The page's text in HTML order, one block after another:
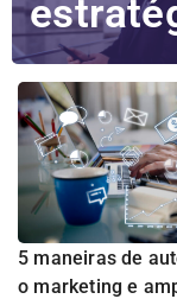
5 maneiras de
o marketing e